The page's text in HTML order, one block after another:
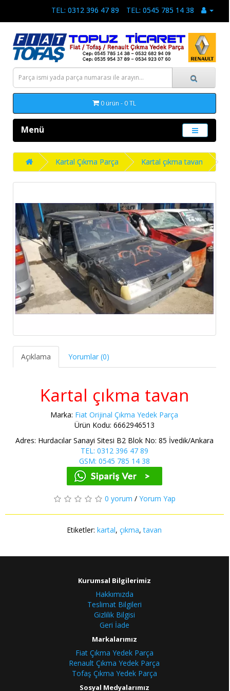
TEL: 0312 396 47 89 TEL: 0545 785 14 38
0 ürün - 0 TL
Menü
Kartal Çıkma Parça Kartal çıkma tavan
Açıklama Yorumlar (0)
Kartal çıkma tavan
Marka: Fiat Orijinal Çıkma Yedek Parça
Ürün Kodu: 6662946513
Adres: Hurdacılar Sanayi Sitesi B2 Blok No: 85 İvedik/Ankara
TEL: 0312 396 47 89
GSM: 0545 785 14 38
0 yorum / Yorum Yap
Etiketler:kartal,çıkma,tavan
Kurumsal Bilgilerimiz
Hakkımızda
Teslimat Bilgileri
Gizlilik Bilgisi
Geri İade
Markalarımız
Fiat Çıkma Yedek Parça
Renault Çıkma Yedek Parça
Tofaş Çıkma Yedek Parça
Sosyal Medyalarımız